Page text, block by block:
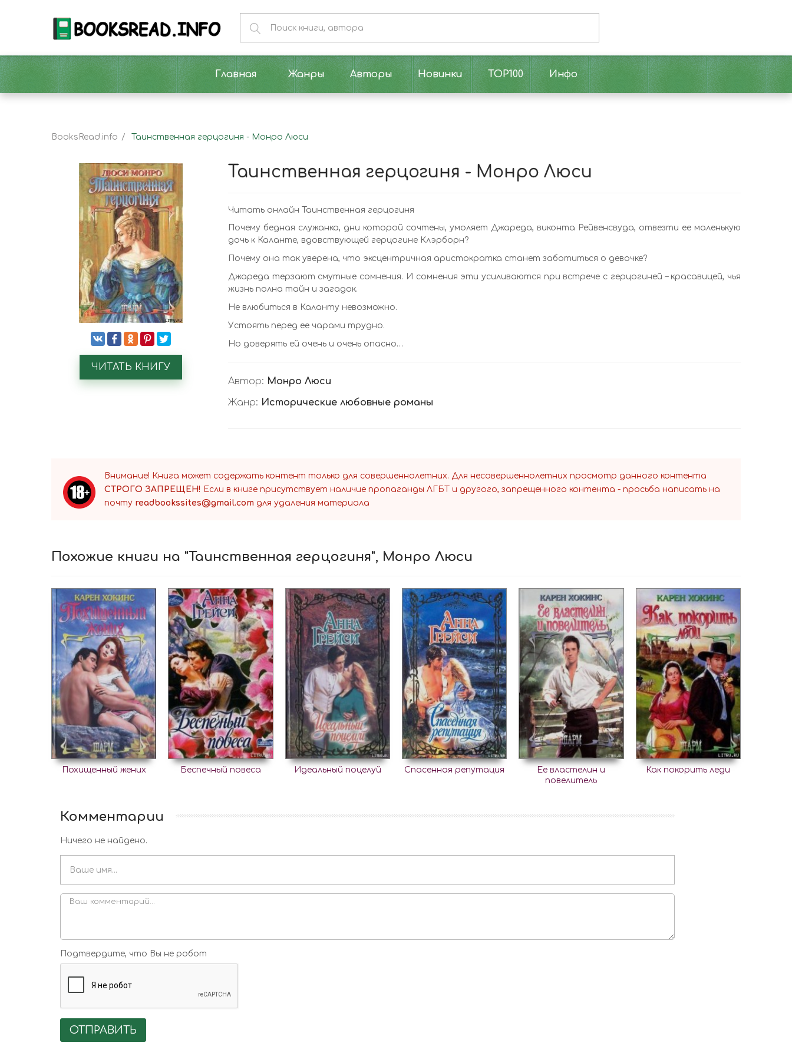
Главная Жанры Авторы Новинки TOP100 Инфо
BooksRead.info Таинственная герцогиня - Монро Люси
ЧИТАТЬ КНИГУ
Таинственная герцогиня - Монро Люси
Читать онлайн Таинственная герцогиня
Почему бедная служанка, дни которой сочтены, умоляет Джареда, виконта Рейвенсвуда, отвезти ее маленькую
дочь к Каланте, вдовствующей герцогине Клэрборн?
Почему она так уверена, что эксцентричная аристократка станет заботиться о девочке?
Джареда терзают смутные сомнения. И сомнения эти усиливаются при встрече с герцогиней – красавицей, чья
жизнь полна тайн и загадок.
Не влюбиться в Каланту невозможно.
Устоять перед ее чарами трудно.
Но доверять ей очень и очень опасно…
Автор: Монро Люси
Жанр: Исторические любовные романы
Внимание! Книга может содержать контент только для совершеннолетних. Для несовершеннолетних просмотр данного контента
СТРОГО ЗАПРЕЩЕН! Если в книге присутствует наличие пропаганды ЛГБТ и другого, запрещенного контента - просьба написать на
почту readbookssites@gmail.com для удаления материала
Похожие книги на "Таинственная герцогиня", Монро Люси
Похищенный жених Беспечный повеса Идеальный поцелуй Спасенная репутация
Ее властелин и
повелитель
Как покорить леди
Комментарии
Ничего не найдено.
Подтвердите, что Вы не робот
ОТПРАВИТЬ